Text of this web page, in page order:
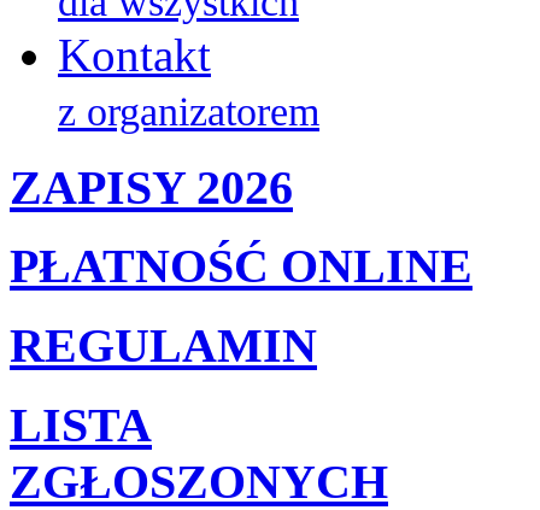
Kontakt
z organizatorem
ZAPISY 2026
PŁATNOŚĆ ONLINE
REGULAMIN
LISTA
ZGŁOSZONYCH